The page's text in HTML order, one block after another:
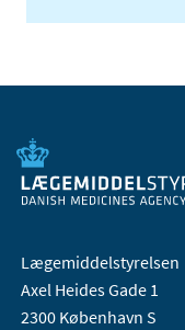
Lægemiddelstyrelsen
Axel Heides Gade 1
2300 København S